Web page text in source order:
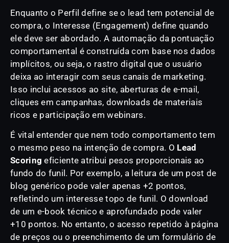
Enquanto o Perfil define se o lead tem potencial de
compra, o Interesse (Engagement) define quando
ele deve ser abordado. A automação da pontuação
comportamental é construída com base nos dados
implícitos, ou seja, o rastro digital que o usuário
deixa ao interagir com seus canais de marketing.
Isso inclui acessos ao site, aberturas de e-mail,
cliques em campanhas, downloads de materiais
ricos e participação em webinars.
É vital entender que nem todo comportamento tem
o mesmo peso na intenção de compra. O Lead
Scoring eficiente atribui pesos proporcionais ao
fundo do funil. Por exemplo, a leitura de um post de
blog genérico pode valer apenas +2 pontos,
refletindo um interesse topo de funil. O download
de um e-book técnico e aprofundado pode valer
+10 pontos. No entanto, o acesso repetido à página
de preços ou o preenchimento de um formulário de